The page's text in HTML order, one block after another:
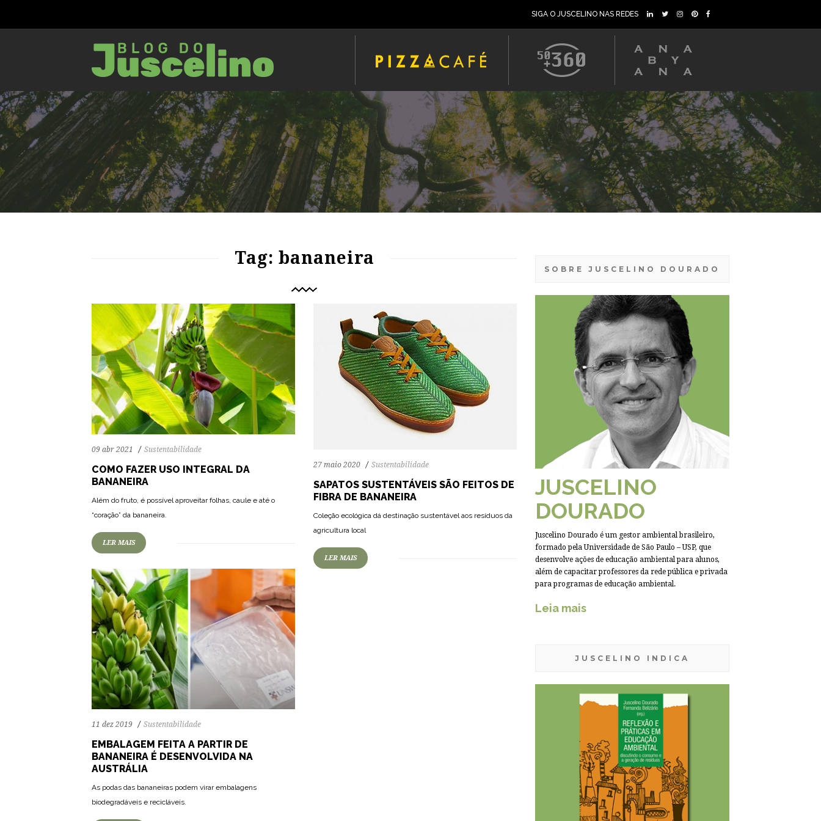
SIGA O JUSCELINO NAS REDES
Tag: bananeira
09 abr 2021 Sustentabilidade
COMO FAZER USO INTEGRAL DA
BANANEIRA
Além do fruto, é possível aproveitar folhas, caule e até o
“coração” da bananeira.
LER MAIS
27 maio 2020 Sustentabilidade
SAPATOS SUSTENTÁVEIS SÃO FEITOS DE
FIBRA DE BANANEIRA
Coleção ecológica dá destinação sustentável aos resíduos da
agricultura local
LER MAIS
11 dez 2019 Sustentabilidade
EMBALAGEM FEITA A PARTIR DE
BANANEIRA É DESENVOLVIDA NA
AUSTRÁLIA
As podas das bananeiras podem virar embalagens
biodegradáveis e recicláveis.
SOBRE JUSCELINO DOURADO
JUSCELINO
DOURADO
Juscelino Dourado é um gestor ambiental brasileiro,
formado pela Universidade de São Paulo – USP, que
desenvolve ações de educação ambiental para alunos,
além de capacitar professores da rede pública e privada
para programas de educação ambiental.
Leia mais
JUSCELINO INDICA